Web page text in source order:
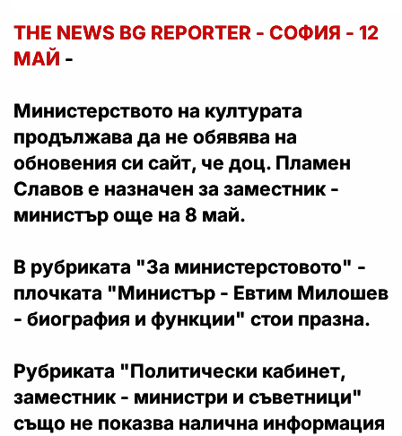
THE NEWS BG REPORTER - СОФИЯ - 12
МАЙ -
Министерството на културата
продължава да не обявява на
обновения си сайт, че доц. Пламен
Славов е назначен за заместник -
министър още на 8 май.
В рубриката "За министерстовото" -
плочката "Министър - Евтим Милошев
- биография и функции" стои празна.
Рубриката "Политически кабинет,
заместник - министри и съветници"
също не показва налична информация